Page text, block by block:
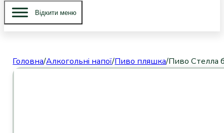
Вiдкити меню
Головна/Алкогольні напої/Пиво пляшка/Пиво Cтелла